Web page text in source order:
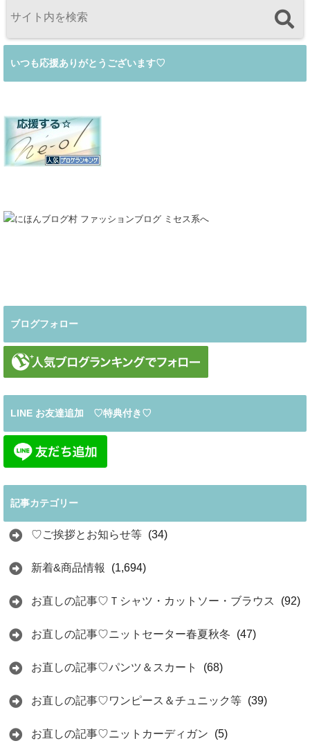
いつも応援ありがとうございます♡
ブログフォロー
LINE お友達追加 ♡特典付き♡
記事カテゴリー
♡ご挨拶とお知らせ等 (34)
新着&商品情報 (1,694)
お直しの記事♡Ｔシャツ・カットソー・ブラウス (92)
お直しの記事♡ニットセーター春夏秋冬 (47)
お直しの記事♡パンツ＆スカート (68)
お直しの記事♡ワンピース＆チュニック等 (39)
お直しの記事♡ニットカーディガン (5)